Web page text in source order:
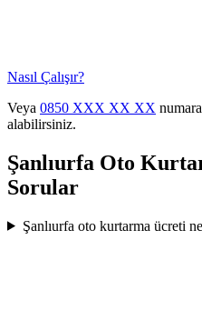
Nasıl Çalışır?
Veya 0850 XXX XX XX
alabilirsiniz.
Şanlıurfa Oto
Sorular
Şanlıurfa oto kurtarma ücreti